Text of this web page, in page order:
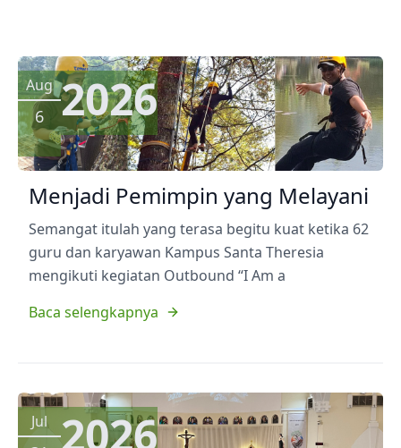
Aug
6 2026
Menjadi Pemimpin yang Melayani
Semangat itulah yang terasa begitu kuat ketika 62
guru dan karyawan Kampus Santa Theresia
mengikuti kegiatan Outbound “I Am a
Baca selengkapnya
Jul 2026